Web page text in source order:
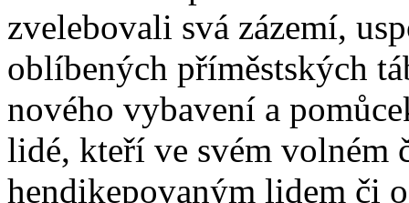
zvelebovali svá zázemí,
oblíbených příměstských
nového vybavení a
lidé, kteří ve svém volném
hendikepovaným lidem či